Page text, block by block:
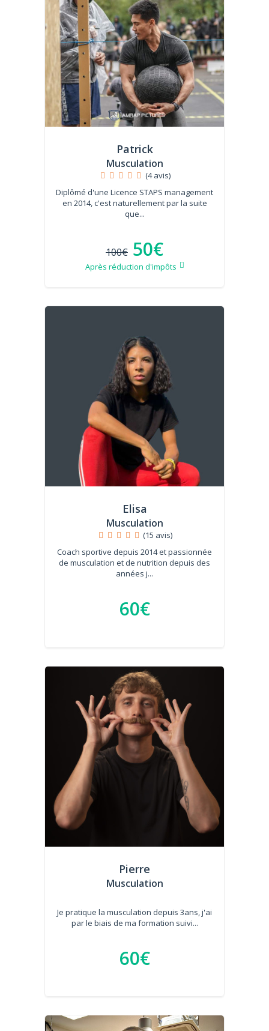
Patrick
Musculation
(4 avis)
Diplômé d'une Licence STAPS management
en 2014, c'est naturellement par la suite
que...
100€ 50€
Après réduction d'impôts
Elisa
Musculation
(15 avis)
Coach sportive depuis 2014 et passionnée
de musculation et de nutrition depuis des
années j...
60€
Pierre
Musculation
Je pratique la musculation depuis 3ans, j'ai
par le biais de ma formation suivi...
60€